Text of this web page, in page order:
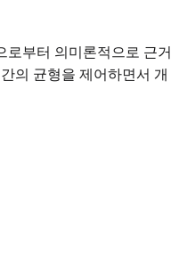
로부터 의미론적으로 근거
의 균형을 제어하면서 개